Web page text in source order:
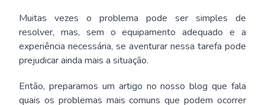
Muitas vezes o problema pode ser simples de
resolver, mas, sem o equipamento adequado e a
experiência necessária, se aventurar nessa tarefa pode
prejudicar ainda mais a situação.
Então, preparamos um artigo no nosso blog que fala
quais os problemas mais comuns que podem ocorrer